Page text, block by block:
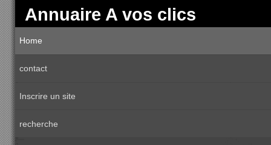
Annuaire A vos clics
Home
contact
Inscrire un site
recherche